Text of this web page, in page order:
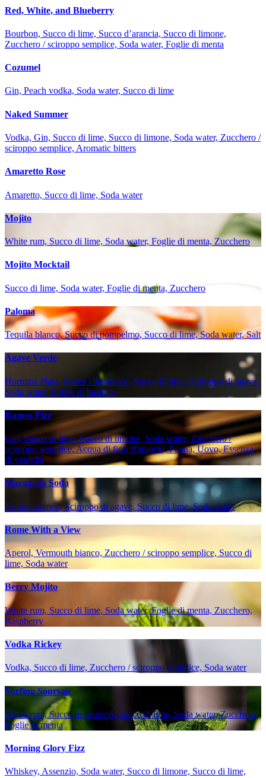
Red, White, and Blueberry
Bourbon, Succo di lime, Succo d’arancia, Succo di limone,
Zucchero / sciroppo semplice, Soda water, Foglie di menta
Cozumel
Gin, Peach vodka, Soda water, Succo di lime
Naked Summer
Vodka, Gin, Succo di lime, Succo di limone, Soda water, Zucchero /
sciroppo semplice, Aromatic bitters
Amaretto Rose
Amaretto, Succo di lime, Soda water
Mojito
White rum, Succo di lime, Soda water, Foglie di menta, Zucchero
Mojito Mocktail
Succo di lime, Soda water, Foglie di menta, Zucchero
Paloma
Tequila blanco, Succo di pompelmo, Succo di lime, Soda water, Salt
Agave Verde
Hornitos Plata, Green Chartreuse, Succo di lime, Sciroppo di agave,
Soda water, Foglie di basilico
Ramos Fizz
Gin, Succo di lime, Succo di limone, Soda water, Zucchero /
sciroppo semplice, Acqua di fiori d'arancio, Panna, Uovo, Essenza
di vaniglia
Margarita Soda
Tequila blanco, Sciroppo di agave, Succo di lime, Soda water
Rome With a View
Aperol, Vermouth bianco, Zucchero / sciroppo semplice, Succo di
lime, Soda water
Berry Mojito
White rum, Succo di lime, Soda water, Foglie di menta, Zucchero,
Raspberry
Vodka Rickey
Vodka, Succo di lime, Zucchero / sciroppo semplice, Soda water
Surfing Soursap
White rum, Succo di soursop, Succo di lime, Soda water, Zucchero,
Foglie di menta
Morning Glory Fizz
Whiskey, Assenzio, Soda water, Succo di limone, Succo di lime,